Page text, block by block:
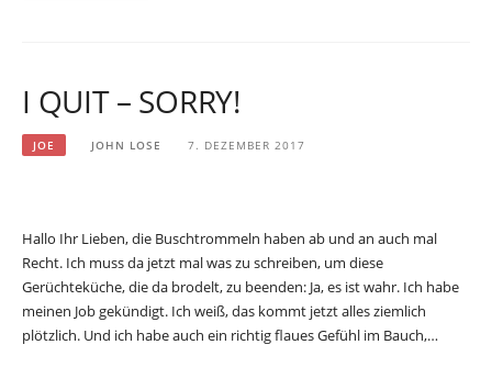
I QUIT – SORRY!
JOE JOHN LOSE 7. DEZEMBER 2017
Hallo Ihr Lieben, die Buschtrommeln haben ab und an auch mal
Recht. Ich muss da jetzt mal was zu schreiben, um diese
Gerüchteküche, die da brodelt, zu beenden: Ja, es ist wahr. Ich habe
meinen Job gekündigt. Ich weiß, das kommt jetzt alles ziemlich
plötzlich. Und ich habe auch ein richtig flaues Gefühl im Bauch,…